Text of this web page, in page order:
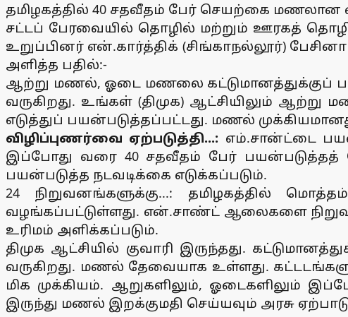
தமிழகத்தில் 40 சதவீதம் பேர் செயற்கை மணலான
சட்டப் பேரவையில் தொழில் மற்றும் ஊரகத்
உறுப்பினர் என்.கார்த்திக் (சிங்காநல்லூர்)
அளித்த பதில்:-
ஆற்று மணல், ஓடை மணலை கட்டுமானத்துக்குப்
வருகிறது. உங்கள் (திமுக) ஆட்சியிலும்
எடுத்துப் பயன்படுத்தப்பட்டது. மணல்
விழிப்புணர்வை ஏற்படுத்தி...: எம்.சான்ட்டை
இப்போது வரை 40 சதவீதம் பேர் பயன்படுத்தத்
பயன்படுத்த நடவடிக்கை எடுக்கப்படும்.
24 நிறுவனங்களுக்கு...: தமிழகத்தில்
வழங்கப்பட்டுள்ளது. என்.சாண்ட் ஆலைகளை
உரிமம் அளிக்கப்படும்.
திமுக ஆட்சியில் குவாரி இருந்தது.
வருகிறது. மணல் தேவையாக உள்ளது.
மிக முக்கியம். ஆறுகளிலும், ஓடைகளிலும்
இருந்து மணல் இறக்குமதி செய்யவும் அரசு